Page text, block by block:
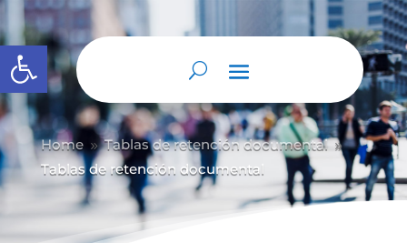
Abrir barra de herramientas
Home 9 Tablas de retención documental 9
Tablas de retención documental